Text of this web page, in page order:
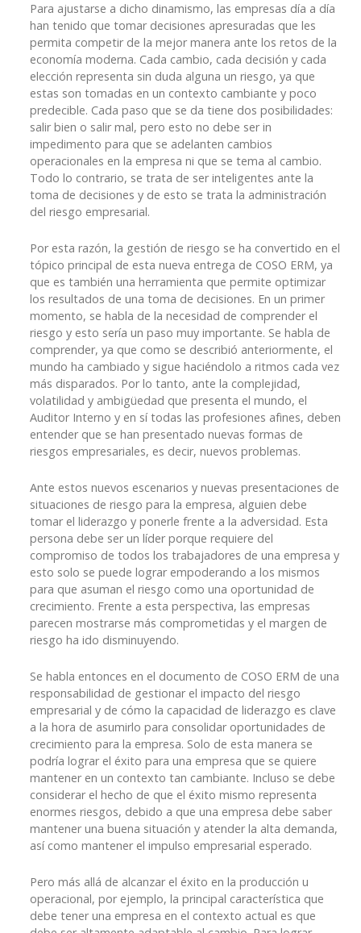
Para ajustarse a dicho dinamismo, las empresas día a día
han tenido que tomar decisiones apresuradas que les
permita competir de la mejor manera ante los retos de la
economía moderna. Cada cambio, cada decisión y cada
elección representa sin duda alguna un riesgo, ya que
estas son tomadas en un contexto cambiante y poco
predecible. Cada paso que se da tiene dos posibilidades:
salir bien o salir mal, pero esto no debe ser in
impedimento para que se adelanten cambios
operacionales en la empresa ni que se tema al cambio.
Todo lo contrario, se trata de ser inteligentes ante la
toma de decisiones y de esto se trata la administración
del riesgo empresarial.
Por esta razón, la gestión de riesgo se ha convertido en el
tópico principal de esta nueva entrega de COSO ERM, ya
que es también una herramienta que permite optimizar
los resultados de una toma de decisiones. En un primer
momento, se habla de la necesidad de comprender el
riesgo y esto sería un paso muy importante. Se habla de
comprender, ya que como se describió anteriormente, el
mundo ha cambiado y sigue haciéndolo a ritmos cada vez
más disparados. Por lo tanto, ante la complejidad,
volatilidad y ambigüedad que presenta el mundo, el
Auditor Interno y en sí todas las profesiones afines, deben
entender que se han presentado nuevas formas de
riesgos empresariales, es decir, nuevos problemas.
Ante estos nuevos escenarios y nuevas presentaciones de
situaciones de riesgo para la empresa, alguien debe
tomar el liderazgo y ponerle frente a la adversidad. Esta
persona debe ser un líder porque requiere del
compromiso de todos los trabajadores de una empresa y
esto solo se puede lograr empoderando a los mismos
para que asuman el riesgo como una oportunidad de
crecimiento. Frente a esta perspectiva, las empresas
parecen mostrarse más comprometidas y el margen de
riesgo ha ido disminuyendo.
Se habla entonces en el documento de COSO ERM de una
responsabilidad de gestionar el impacto del riesgo
empresarial y de cómo la capacidad de liderazgo es clave
a la hora de asumirlo para consolidar oportunidades de
crecimiento para la empresa. Solo de esta manera se
podría lograr el éxito para una empresa que se quiere
mantener en un contexto tan cambiante. Incluso se debe
considerar el hecho de que el éxito mismo representa
enormes riesgos, debido a que una empresa debe saber
mantener una buena situación y atender la alta demanda,
así como mantener el impulso empresarial esperado.
Pero más allá de alcanzar el éxito en la producción u
operacional, por ejemplo, la principal característica que
debe tener una empresa en el contexto actual es que